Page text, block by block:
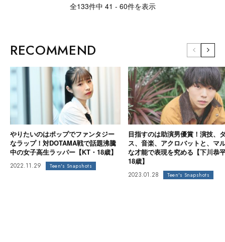
全133件中 41 - 60件を表示
RECOMMEND
やりたいのはポップでファンタジー
なラップ！対DOTAMA戦で話題沸騰
中の女子高生ラッパー【KT・18歳】
2022.11.29 Teen's Snapshots
目指すのは助演男優賞！演技、
ス、音楽、アクロバットと、マ
な才能で表現を究める【下川恭
18歳】
2023.01.28 Teen's Snapshots